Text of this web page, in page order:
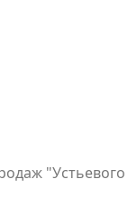
"Устьевого